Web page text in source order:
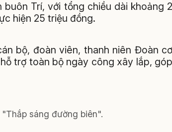
Trí, với tổng chiều dài khoảng 2
hiện 25 triệu đồng.
bộ, đoàn viên, thanh niên Đoàn cơ
trợ toàn bộ ngày công xây lắp, góp
sáng đường biên".